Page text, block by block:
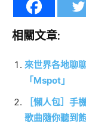
相關文章:
來世界各地聊
「Mspot」
［懶人包］手
歌曲隨你聽到